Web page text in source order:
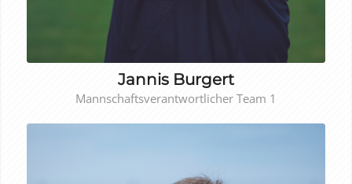
Jannis Burgert
Mannschaftsverantwortlicher Team 1